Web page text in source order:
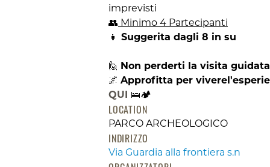
imprevisti
👥 Minimo 4 Partecipanti
👧 Suggerita dagli 8 in su
🙋 Non perderti la visita
🌌 Approfitta per
QUI 🛌🏕️
LOCATION
PARCO ARCHEOLOGICO
INDIRIZZO
Via Guardia alla frontiera s.n